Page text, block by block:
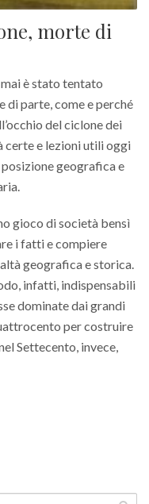
morte di
è stato tentato
di parte, come e perché
del ciclone dei
e lezioni utili oggi
geografica e
gioco di società bensì
i fatti e compiere
geografica e storica.
infatti, indispensabili
dominate dai grandi
per costruire
Settecento, invece,